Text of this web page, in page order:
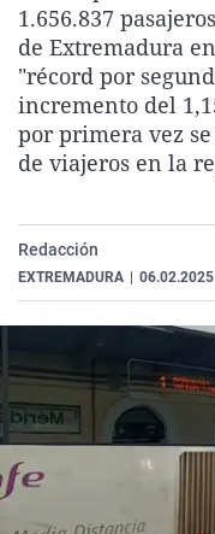
1.656.837
de Extremadura
"récord por
incremento del
por primera vez
de viajeros en la
Redacción
EXTREMADURA